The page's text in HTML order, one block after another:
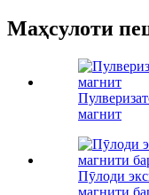
Маҳсулоти
магнит
Пӯлоди